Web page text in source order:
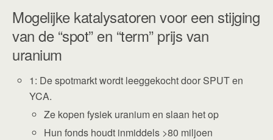
Mogelijke katalysatoren voor een stijging
van de “spot” en “term” prijs van
uranium
1: De spotmarkt wordt leeggekocht door SPUT en
YCA.
Ze kopen fysiek uranium en slaan het op
Hun fonds houdt inmiddels >80 miljoen